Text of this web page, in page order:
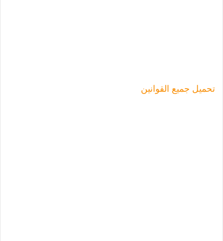
تحميل جميع القوانين